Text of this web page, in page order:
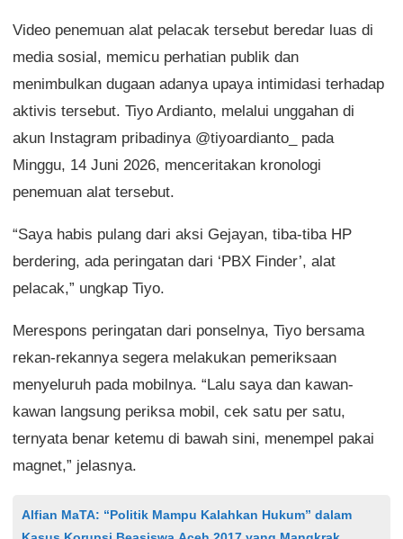
Video penemuan alat pelacak tersebut beredar luas di
media sosial, memicu perhatian publik dan
menimbulkan dugaan adanya upaya intimidasi terhadap
aktivis tersebut. Tiyo Ardianto, melalui unggahan di
akun Instagram pribadinya @tiyoardianto_ pada
Minggu, 14 Juni 2026, menceritakan kronologi
penemuan alat tersebut.
“Saya habis pulang dari aksi Gejayan, tiba-tiba HP
berdering, ada peringatan dari ‘PBX Finder’, alat
pelacak,” ungkap Tiyo.
Merespons peringatan dari ponselnya, Tiyo bersama
rekan-rekannya segera melakukan pemeriksaan
menyeluruh pada mobilnya. “Lalu saya dan kawan-
kawan langsung periksa mobil, cek satu per satu,
ternyata benar ketemu di bawah sini, menempel pakai
magnet,” jelasnya.
Alfian MaTA: “Politik Mampu Kalahkan Hukum” dalam